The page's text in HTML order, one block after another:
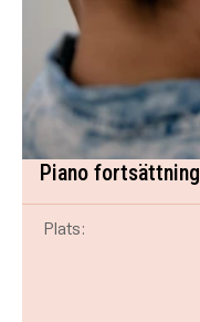
Piano fortsättning
Plats: